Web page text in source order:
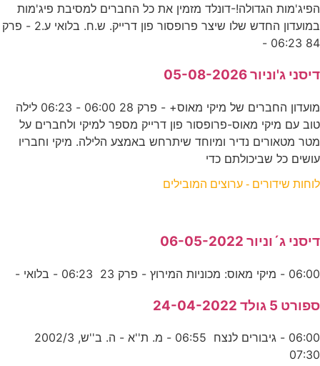
הפיג'מות הגדולה!-דונלד מזמין את כל החברים למסיבת פיג'מות
במועדון החדש שלו שיצר פרופסור פון דרייק. ש.ח. בלואי ע.2 - פרק
84 06:23 -
דיסני ג'וניור 05-08-2026
מועדון החברים של מיקי מאוס+ - פרק 28 06:00 - 06:23 לילה
טוב עם מיקי מאוס-פרופסור פון דרייק מספר למיקי ולחברים על
מטר מטאורים נדיר ומיוחד שיתרחש באמצע הלילה. מיקי וחבריו
עושים כל שביכולתם כדי
לוחות שידורים - ערוצים המובילים
דיסני ג´וניור 06-05-2022
06:00 - מיקי מאוס: מכוניות המירוץ - פרק 23 06:23 - בלואי -
ספורט 5 גולד 24-04-2022
07:30